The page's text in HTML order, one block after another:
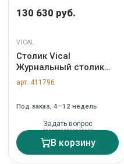
130 630 руб.
VICAL
Столик Vical
Журнальный столик
Kondoa арт. 423133
арт. 411796
Под заказ, 4–12 недель
Задать вопрос
В корзину